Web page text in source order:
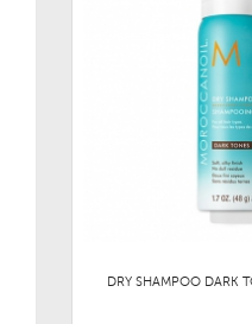
DRY SHAMPOO DARK